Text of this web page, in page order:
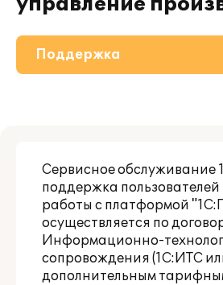
Поддержка
Материалы
Партнерам
Сервисное обслуживание
поддержка пользователей
работы с платформой
осуществляется по
Информационно-
сопровождения (1С:ИТС
дополнительным